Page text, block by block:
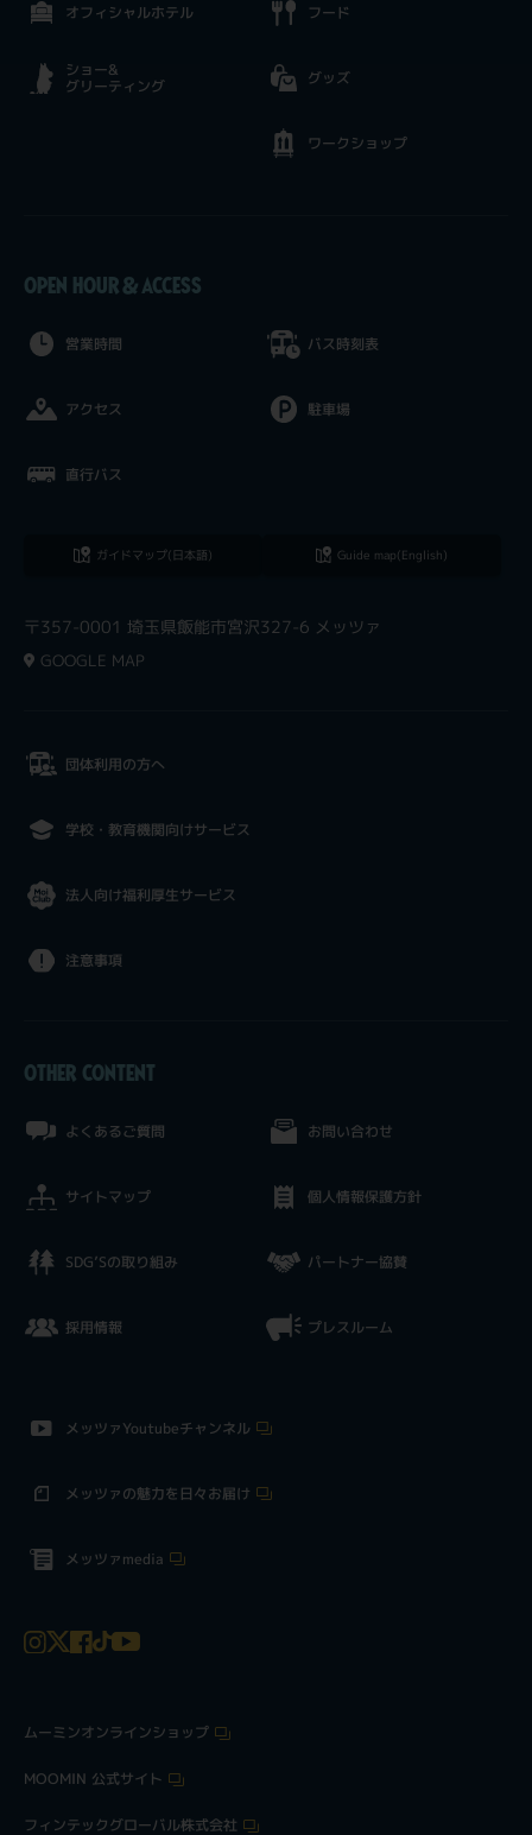
オフィシャルホテル
ショー&
グリーティング
フード
グッズ
ワークショップ
OPEN HOUR & ACCESS
営業時間
アクセス
直行バス
バス時刻表
駐車場
ガイドマップ(日本語) Guide map(English)
〒357-0001 埼玉県飯能市宮沢327-6 メッツァ
GOOGLE MAP
団体利用の方へ
学校・教育機関向けサービス
法人向け福利厚生サービス
注意事項
OTHER CONTENT
よくあるご質問
サイトマップ
SDG’Sの取り組み
採用情報
お問い合わせ
個人情報保護方針
パートナー協賛
プレスルーム
メッツァYoutubeチャンネル
メッツァの魅力を日々お届け
メッツァmedia
ムーミンオンラインショップ
MOOMIN 公式サイト
フィンテックグローバル株式会社